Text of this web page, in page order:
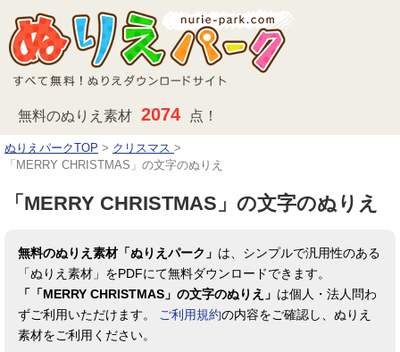
無料のぬりえ素材 2074 点！
ぬりえパークTOP > クリスマス >
「MERRY CHRISTMAS」の文字のぬりえ
「MERRY CHRISTMAS」の文字のぬりえ
無料のぬりえ素材「ぬりえパーク」 は、シンプルで汎用性のある
「ぬりえ素材」をPDFにて無料ダウンロードできます。
「「MERRY CHRISTMAS」の文字のぬりえ」 は個人・法人問わ
ずご利用いただけます。
ご利用規約の内容をご確認し、ぬりえ
素材をご利用ください。